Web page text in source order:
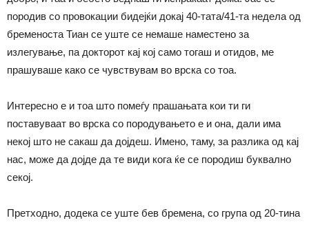
породив со провокации бидејќи докај 40-тата/41-та недела од
бременоста Тиан се уште се немаше наместено за
излегување, па докторот кај кој само тогаш и отидов, ме
прашуваше како се чувствувам во врска со тоа.
Интересно е и тоа што помеѓу прашањата кои ти ги
поставуваат во врска со породувањето е и она, дали има
некој што не сакаш да дојдеш. Имено, таму, за разлика од кај
нас, може да дојде да те види кога ќе се породиш буквално
секој.
Претходно, додека се уште бев бремена, со група од 20-тина